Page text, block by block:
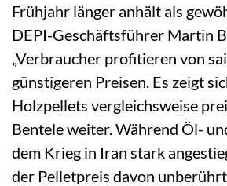
Frühjahr länger anhält als
DEPI-Geschäftsführer Martin
„Verbraucher profitieren von
günstigeren Preisen. Es zeigt
Holzpellets vergleichsweise
Bentele weiter. Während Öl-
dem Krieg in Iran stark
der Pelletpreis davon